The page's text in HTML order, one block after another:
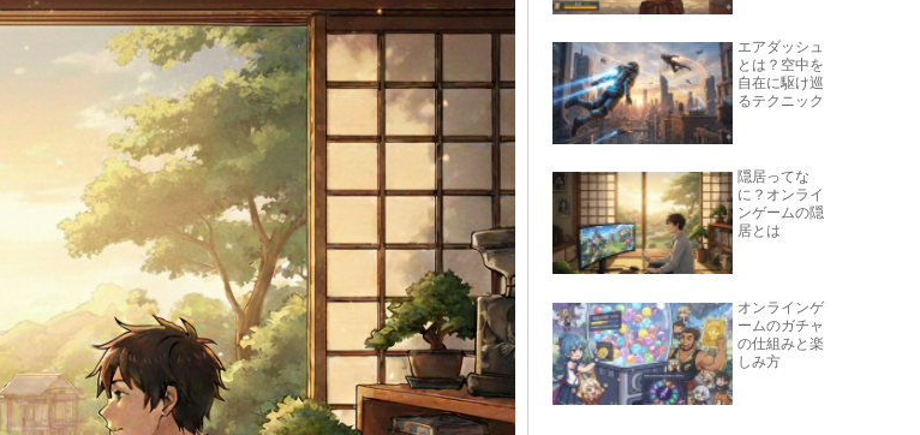
エアダッシュ
とは？空中を
自在に駆け巡
るテクニック
隠居ってな
に？オンライ
ンゲームの隠
居とは
オンラインゲ
ームのガチャ
の仕組みと楽
しみ方